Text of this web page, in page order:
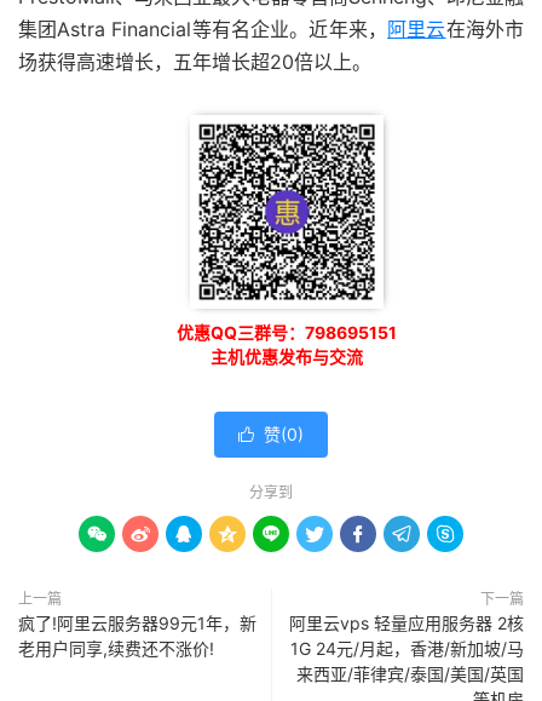
集团Astra Financial等有名企业。近年来， 阿里云在海外市
场获得高速增长，五年增长超20倍以上。
优惠QQ三群号：798695151
主机优惠发布与交流
 赞(0)
分享到
        
上一篇
疯了!阿里云服务器99元1年，新
老用户同享,续费还不涨价!
下一篇
阿里云vps 轻量应用服务器 2核
1G 24元/月起，香港/新加坡/马
来西亚/菲律宾/泰国/美国/英国